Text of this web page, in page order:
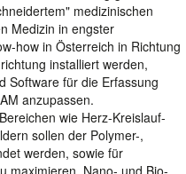
medizinischen
Medizin in engster
how in Österreich in Richtung
installiert werden,
Software für die Erfassung
anzupassen.
wie Herz-Kreislauf-
sollen der Polymer-,
werden, sowie für
maximieren. Nano- und Bio-